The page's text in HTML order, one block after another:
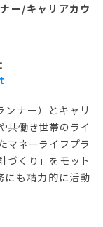
ー/キャリアカウ
ンナー）とキャリ
共働き世帯のライ
マネーライフプラ
づくり」をモット
にも精力的に活動